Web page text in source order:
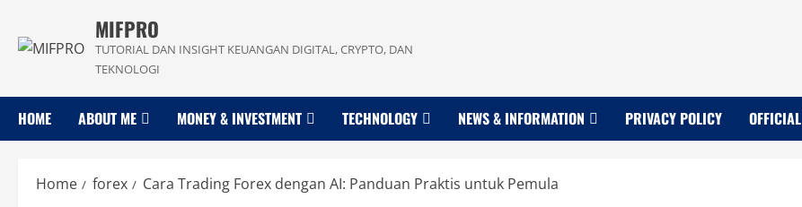
content
MIFPRO
TUTORIAL DAN INSIGHT KEUANGAN DIGITAL, CRYPTO, DAN
TEKNOLOGI
HOME ABOUT ME MONEY & INVESTMENT TECHNOLOGY NEWS & INFORMATION PRIVACY POLICY OFFICIAL
Home forex Cara Trading Forex dengan AI: Panduan Praktis untuk Pemula